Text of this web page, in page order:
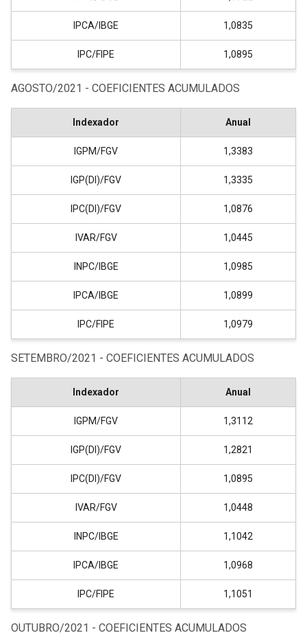
IPCA/IBGE 1,0835
IPC/FIPE 1,0895
AGOSTO/2021 - COEFICIENTES ACUMULADOS
Indexador Anual
IGPM/FGV 1,3383
IGP(DI)/FGV 1,3335
IPC(DI)/FGV 1,0876
IVAR/FGV 1,0445
INPC/IBGE 1,0985
IPCA/IBGE 1,0899
IPC/FIPE 1,0979
SETEMBRO/2021 - COEFICIENTES ACUMULADOS
Indexador Anual
IGPM/FGV 1,3112
IGP(DI)/FGV 1,2821
IPC(DI)/FGV 1,0895
IVAR/FGV 1,0448
INPC/IBGE 1,1042
IPCA/IBGE 1,0968
IPC/FIPE 1,1051
OUTUBRO/2021 - COEFICIENTES ACUMULADOS